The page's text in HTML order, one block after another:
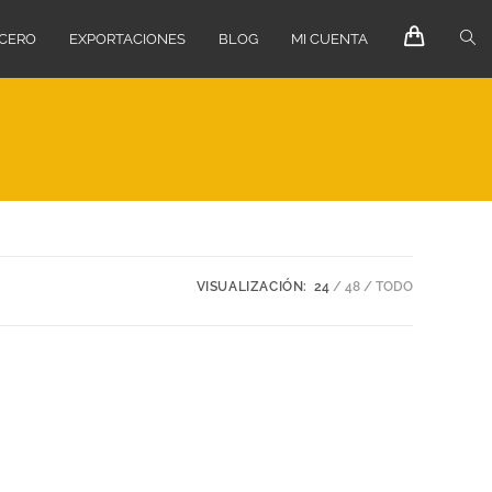
EXPORTACIONES BLOG MI CUENTA
VISUALIZACIÓN: 24 48 TODO